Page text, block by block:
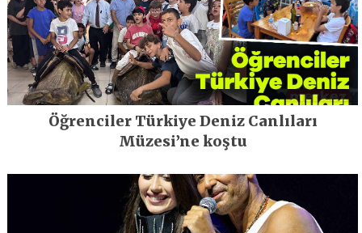
Öğrenciler Türkiye Deniz Canlıları
Müzesi’ne koştu